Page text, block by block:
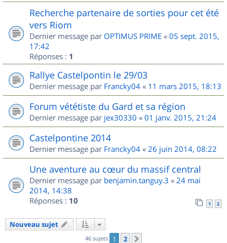
Recherche partenaire de sorties pour cet été
vers Riom
Dernier message par OPTIMUS PRIME « 05 sept. 2015,
17:42
Réponses : 1
Rallye Castelpontin le 29/03
Dernier message par Francky04 « 11 mars 2015, 18:13
Forum vététiste du Gard et sa région
Dernier message par jex30330 « 01 janv. 2015, 21:24
Castelpontine 2014
Dernier message par Francky04 « 26 juin 2014, 08:22
Une aventure au cœur du massif central
Dernier message par benjamin.tanguy.3 « 24 mai
2014, 14:38
Réponses : 10 1 2
Nouveau sujet
46 sujets 1 2